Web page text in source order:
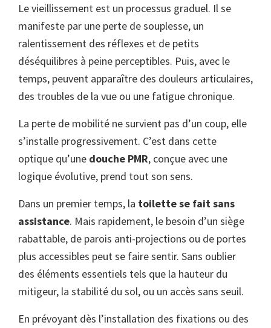
Le vieillissement est un processus graduel. Il se
manifeste par une perte de souplesse, un
ralentissement des réflexes et de petits
déséquilibres à peine perceptibles. Puis, avec le
temps, peuvent apparaître des douleurs articulaires,
des troubles de la vue ou une fatigue chronique.
La perte de mobilité ne survient pas d’un coup, elle
s’installe progressivement. C’est dans cette
optique qu’une douche PMR, conçue avec une
logique évolutive, prend tout son sens.
Dans un premier temps, la toilette se fait sans
assistance. Mais rapidement, le besoin d’un siège
rabattable, de parois anti-projections ou de portes
plus accessibles peut se faire sentir. Sans oublier
des éléments essentiels tels que la hauteur du
mitigeur, la stabilité du sol, ou un accès sans seuil.
En prévoyant dès l’installation des fixations ou des